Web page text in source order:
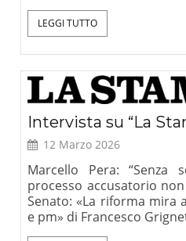
LEGGI TUTTO
Intervista su “La
12 Marzo 2026
Marcello Pera: “Senza
processo accusatorio non
Senato: «La riforma mira
e pm» di Francesco